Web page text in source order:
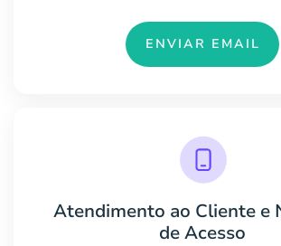
ENVIAR EMAIL
Atendimento ao Cliente e
de Acesso